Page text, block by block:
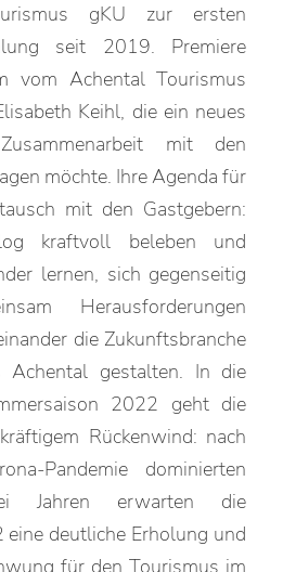
gKU zur ersten
seit 2019. Premiere
vom Achental Tourismus
Keihl, die ein neues
mit den
möchte. Ihre Agenda für
mit den Gastgebern:
kraftvoll beleben und
lernen, sich gegenseitig
Herausforderungen
die Zukunftsbranche
Achental gestalten. In die
2022 geht die
Rückenwind: nach
Pandemie dominierten
Jahren erwarten die
deutliche Erholung und